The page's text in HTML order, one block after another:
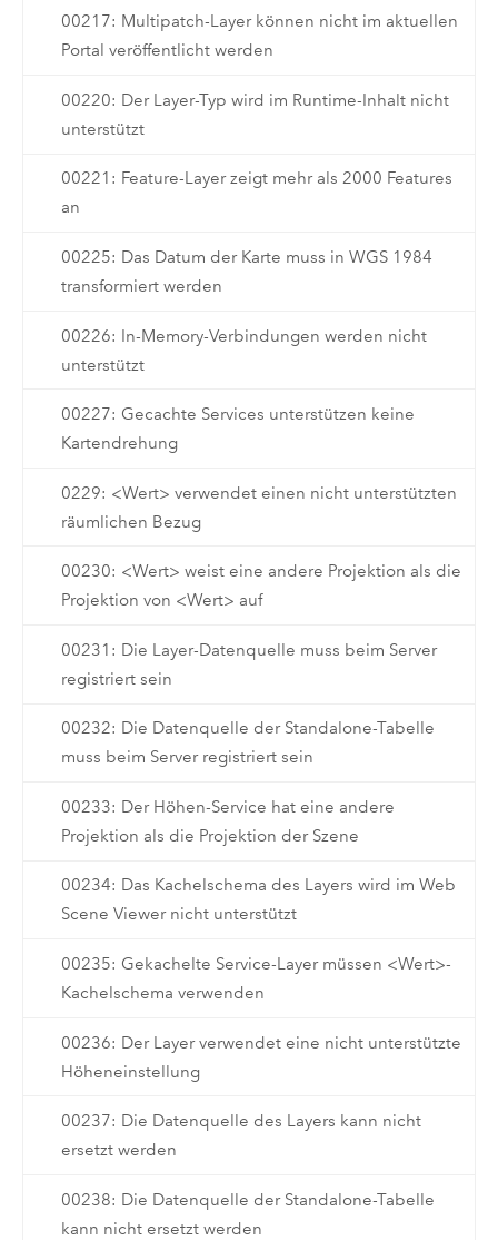
00217: Multipatch-Layer können nicht im aktuellen
Portal veröffentlicht werden
00220: Der Layer-Typ wird im Runtime-Inhalt nicht
unterstützt
00221: Feature-Layer zeigt mehr als 2000 Features
an
00225: Das Datum der Karte muss in WGS 1984
transformiert werden
00226: In-Memory-Verbindungen werden nicht
unterstützt
00227: Gecachte Services unterstützen keine
Kartendrehung
0229: <Wert> verwendet einen nicht unterstützten
räumlichen Bezug
00230: <Wert> weist eine andere Projektion als die
Projektion von <Wert> auf
00231: Die Layer-Datenquelle muss beim Server
registriert sein
00232: Die Datenquelle der Standalone-Tabelle
muss beim Server registriert sein
00233: Der Höhen-Service hat eine andere
Projektion als die Projektion der Szene
00234: Das Kachelschema des Layers wird im Web
Scene Viewer nicht unterstützt
00235: Gekachelte Service-Layer müssen <Wert>-
Kachelschema verwenden
00236: Der Layer verwendet eine nicht unterstützte
Höheneinstellung
00237: Die Datenquelle des Layers kann nicht
ersetzt werden
00238: Die Datenquelle der Standalone-Tabelle
kann nicht ersetzt werden